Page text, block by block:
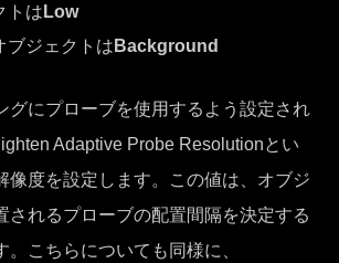
トは Low
ブジェクトは Background
グにプローブを使用するよう設定され
Adaptive Probe Resolutionとい
像度を設定します。この値は、オブジ
されるプローブの配置間隔を決定する
。こちらについても同様に、